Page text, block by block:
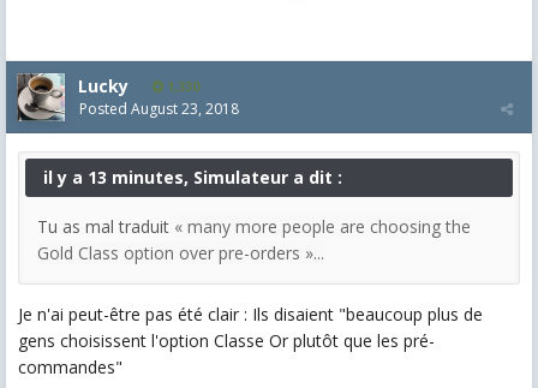
Lucky 1,330
Posted August 23, 2018
il y a 13 minutes, Simulateur a dit :
Tu as mal traduit « many more people are choosing the
Gold Class option over pre-orders »...
Je n'ai peut-être pas été clair : Ils disaient "beaucoup plus de
gens choisissent l'option Classe Or plutôt que les pré-
commandes"